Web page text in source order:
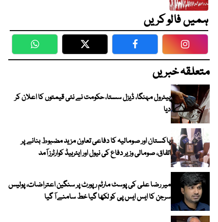
ہمیں فالو کریں
WhatsApp Twitter Facebook
متعلقہ خبریں
پیٹرول مہنگا، ڈیزل سستا، حکومت نے نئی قیمتوں کا اعلان کر
دیا
پاکستان اور صومالیہ کا دفاعی تعاون مزید مضبوط بنانے پر
اتفاق، صومالی وزیر دفاع کی نیول اور ایئرہیڈ کوارٹرز آمد
میر رضا علی کی پوسٹ مارٹم رپورٹ پر سنگین اعتراضات، پولیس
سرجن کا ایس ایس پی کو لکھا گیا خط سامنے آ گیا